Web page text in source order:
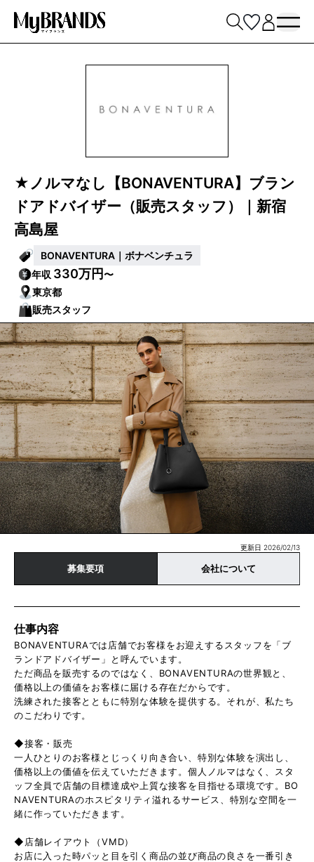
★ノルマなし【BONAVENTURA】ブラン
ドアドバイザー（販売スタッフ）｜新宿
高島屋
BONAVENTURA｜ボナベンチュラ
年収 330万円〜
東京都
販売スタッフ
更新日 2026/02/13
募集要項 会社について
仕事内容
BONAVENTURAでは店舗でお客様をお迎えするスタッフを「ブ
ランドアドバイザー」と呼んでいます。
ただ商品を販売するのではなく、BONAVENTURAの世界観と、
価格以上の価値をお客様に届ける存在だからです。
洗練された接客とともに特別な体験を提供する。それが、私たち
のこだわりです。
◆接客・販売
一人ひとりのお客様とじっくり向き合い、特別な体験を演出し、
価格以上の価値を伝えていただきます。個人ノルマはなく、スタ
ッフ全員で店舗の目標達成や上質な接客を目指せる環境です。BO
NAVENTURAのホスピタリティ溢れるサービス、特別な空間を一
緒に作っていただきます。
◆店舗レイアウト（VMD）
お店に入った時パッと目を引く商品の並び商品の良さを一番引き